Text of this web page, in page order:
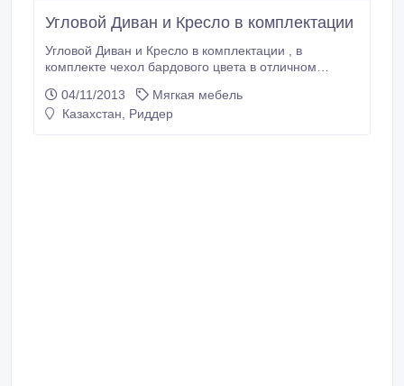
Угловой Диван и Кресло в комплектации
Угловой Диван и Кресло в комплектации , в
комплекте чехол бардового цвета в отличном
04/11/2013
Мягкая мебель
Казахстан, Риддер